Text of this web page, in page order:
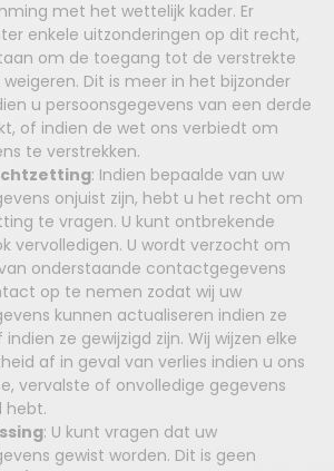
met het wettelijk kader. Er
enkele uitzonderingen op dit recht,
om de toegang tot de verstrekte
Dit is meer in het bijzonder
u persoonsgegevens van een derde
of indien de wet ons verbiedt om
te verstrekken.
: Indien bepaalde van uw
onjuist zijn, hebt u het recht om
te vragen. U kunt ontbrekende
vervolledigen. U wordt verzocht om
onderstaande contactgegevens
op te nemen zodat wij uw
kunnen actualiseren indien ze
ze gewijzigd zijn. Wij wijzen elke
af in geval van verlies indien u ons
vervalste of onvolledige gegevens
hebt.
: U kunt vragen dat uw
gewist worden. Dit is geen